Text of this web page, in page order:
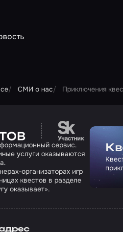
СМИ о нас Приключения
Перейти на сайт
сервис.
услуги оказываются
организаторах игр
квестов в разделе
оказывает».